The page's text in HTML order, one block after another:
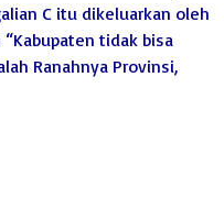
C itu dikeluarkan oleh
tidak bisa
Ranahnya Provinsi,